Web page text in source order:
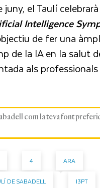
juny, el Taulí
Intelligence
de fer una
de la IA en la salut
als
com la teva font
4 ARA
DE SABADELL I3PT